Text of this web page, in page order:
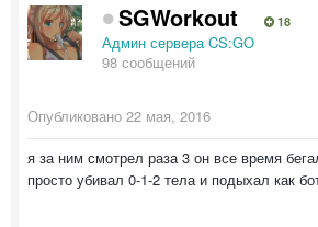
SGWorkout 18
Админ сервера CS:GO
98 сообщений
Опубликовано 22 мая, 2016
я за ним смотрел раза 3 он все время
просто убивал 0-1-2 тела и подыхал как